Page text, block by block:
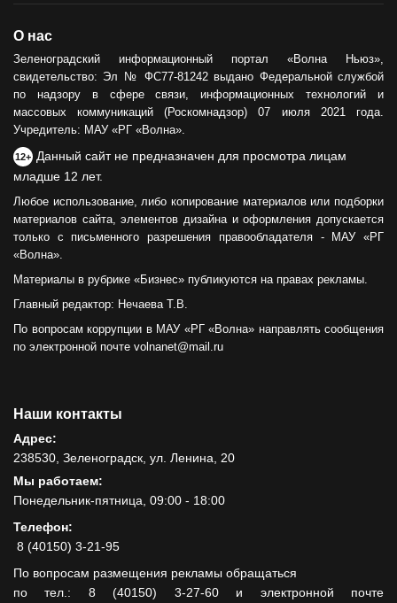
О нас
Зеленоградский информационный портал «Волна Ньюз»,
свидетельство: Эл № ФС77-81242 выдано Федеральной службой
по надзору в сфере связи, информационных технологий и
массовых коммуникаций (Роскомнадзор) 07 июля 2021 года.
Учредитель: МАУ «РГ «Волна».
12+ Данный сайт не предназначен для просмотра лицам
младше 12 лет.
Любое использование, либо копирование материалов или подборки
материалов сайта, элементов дизайна и оформления допускается
только с письменного разрешения правообладателя - МАУ «РГ
«Волна».
Материалы в рубрике «Бизнес» публикуются на правах рекламы.
Главный редактор: Нечаева Т.В.
По вопросам коррупции в МАУ «РГ «Волна» направлять сообщения
по электронной почте volnanet@mail.ru
Наши контакты
Адрес:
238530, Зеленоградск, ул. Ленина, 20
Мы работаем:
Понедельник-пятница, 09:00 - 18:00
Телефон:
8 (40150) 3-21-95
По вопросам размещения рекламы обращаться
по тел.: 8 (40150) 3-27-60 и электронной почте